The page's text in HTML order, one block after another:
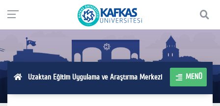
Uzaktan Eğitim Uygulama ve Araştırma Merkezi MENÜ